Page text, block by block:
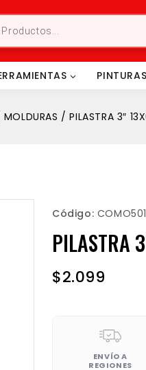
PINTURAS
MOLDURAS / PILASTRA 3″
Código:
PILASTRA
$2.099
ENVÍO A
REGIONES